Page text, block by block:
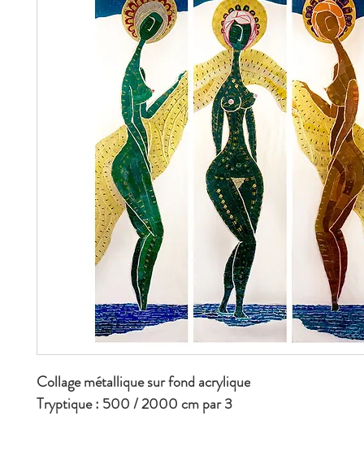
Collage métallique sur fond acrylique
Tryptique : 500 / 2000 cm par 3